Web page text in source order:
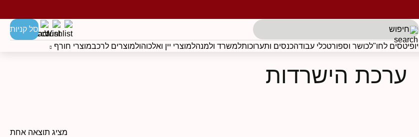
הלקוח
סל קניות
טסים לחו"לכושר וספורטכלי עבודהכנסים ותערוכותלמשרד ולמנהלמוצרי יין ואלכוהולמוצרים לרכבמוצרי חורף
ערכת הישרדות
מציג תוצאה אחת